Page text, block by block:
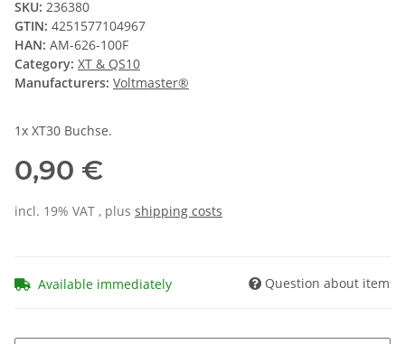
SKU: 236380
GTIN: 4251577104967
HAN: AM-626-100F
Category: XT & QS10
Manufacturers: Voltmaster®
1x XT30 Buchse.
0,90 €
incl. 19% VAT , plus shipping costs
Available immediately Question about item